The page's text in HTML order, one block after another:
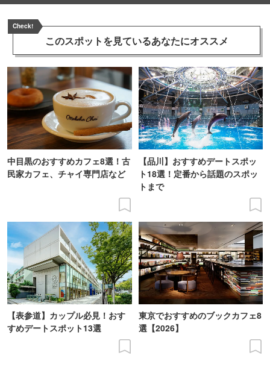
Check!
このスポットを見ているあなたにオススメ
中目黒のおすすめカフェ8選！古
民家カフェ、チャイ専門店など
【品川】おすすめデートスポッ
ト18選！定番から話題のスポッ
トまで
【表参道】カップル必見！おす
すめデートスポット13選
東京でおすすめのブックカフェ8
選【2026】